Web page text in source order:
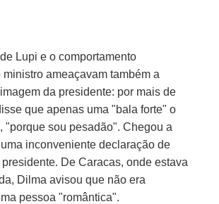
Lupi e o comportamento
ameaçavam também a
da presidente: por mais de
que apenas uma "bala forte" o
"porque sou pesadão". Chegou a
inconveniente declaração de
De Caracas, onde estava
Dilma avisou que não era
pessoa "romântica".